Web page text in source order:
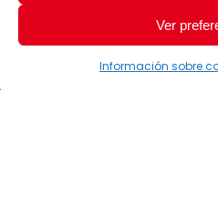
Ver
Información sobre